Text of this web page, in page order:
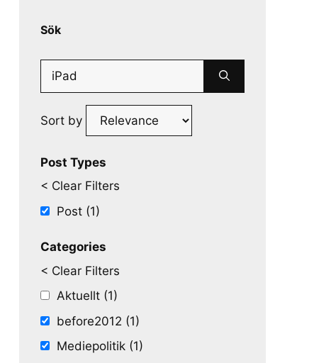
Sök
Search
Sort by
Post Types
< Clear Filters
Post (1)
Categories
< Clear Filters
Aktuellt (1)
before2012 (1)
Mediepolitik (1)